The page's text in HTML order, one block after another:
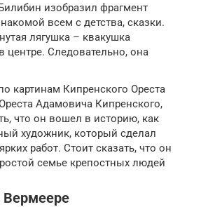
изобразил фрагмент
всем с детства, сказки.
лягушка – квакушка
центре. Следовательно, она
картинам Кипренского Ореста
Адамовича Кипренского,
что он вошел в историю, как
художник, который сделал
работ. Стоит сказать, что он
семье крепостных людей
Вермеере